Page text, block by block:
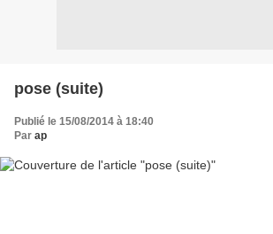
pose (suite)
Publié le 15/08/2014 à 18:40
Par ap